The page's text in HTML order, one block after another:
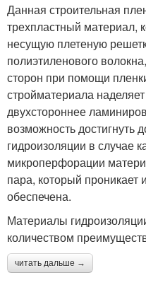
Данная строительная
трехпластный материал,
несущую плетеную
полиэтиленового
сторон при помощи
стройматериала
двухстороннее
возможность достигнуть
гидроизоляции в случае
микроперфорации
пара, который
обеспечена.
Материалы
количеством
читать дальше →